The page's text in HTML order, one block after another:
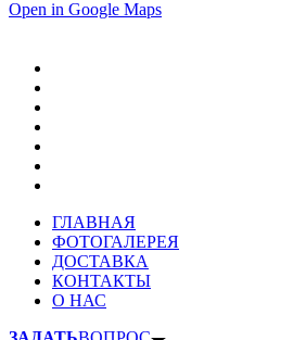
Open in Google Maps
ГЛАВНАЯ
ФОТОГАЛЕРЕЯ
ДОСТАВКА
КОНТАКТЫ
О НАС